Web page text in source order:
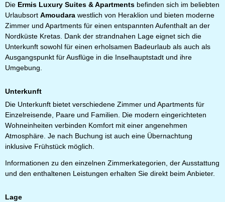
Die Ermis Luxury Suites & Apartments befinden sich im beliebten
Urlaubsort Amoudara westlich von Heraklion und bieten moderne
Zimmer und Apartments für einen entspannten Aufenthalt an der
Nordküste Kretas. Dank der strandnahen Lage eignet sich die
Unterkunft sowohl für einen erholsamen Badeurlaub als auch als
Ausgangspunkt für Ausflüge in die Inselhauptstadt und ihre
Umgebung.
Unterkunft
Die Unterkunft bietet verschiedene Zimmer und Apartments für
Einzelreisende, Paare und Familien. Die modern eingerichteten
Wohneinheiten verbinden Komfort mit einer angenehmen
Atmosphäre. Je nach Buchung ist auch eine Übernachtung
inklusive Frühstück möglich.
Informationen zu den einzelnen Zimmerkategorien, der Ausstattung
und den enthaltenen Leistungen erhalten Sie direkt beim Anbieter.
Lage